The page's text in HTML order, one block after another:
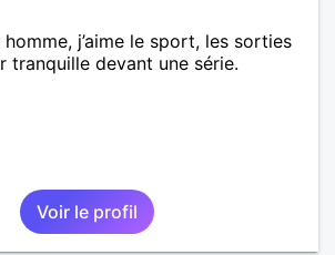
j’aime le sport, les sorties
tranquille devant une série.
Voir le profil